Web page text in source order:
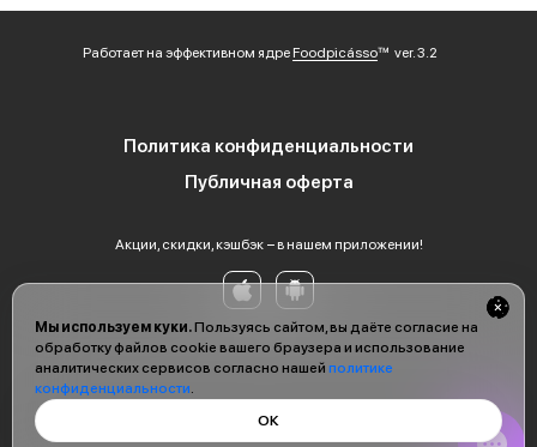
Мы используем куки.Пользуясь сайтом, вы даёте согласие на
обработку файлов cookie вашего браузера и использование
аналитических сервисов согласно нашей политике
конфиденциальности.
ОК
Работает на эффективном ядре Foodpicássover. 3.2
Политика конфиденциальности
Публичная оферта
Акции, скидки, кэшбэк − в нашем приложении!